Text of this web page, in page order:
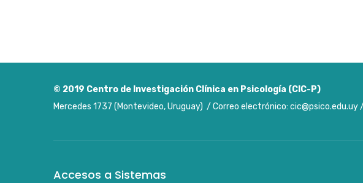
© 2019 Centro de Investigación Clínica en Psicología (CIC-P)
Mercedes 1737 (Montevideo, Uruguay) / Correo electrónico:
Accesos a Sistemas